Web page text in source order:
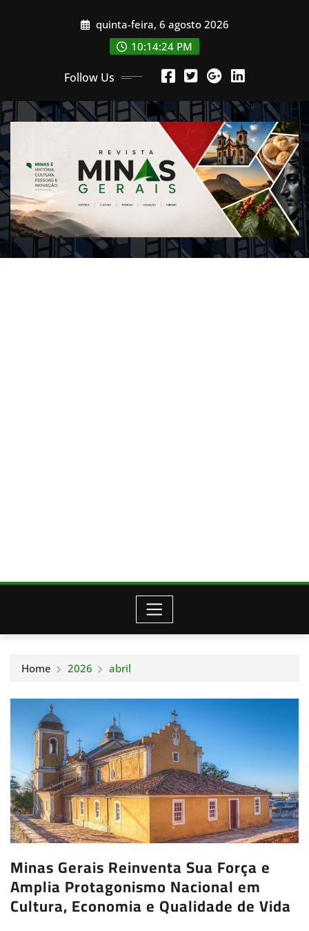
quinta-feira, 6 agosto 2026
10:14:26 PM
Follow Us
Home 2026 abril
Minas Gerais Reinventa Sua Força e
Amplia Protagonismo Nacional em
Cultura, Economia e Qualidade de Vida